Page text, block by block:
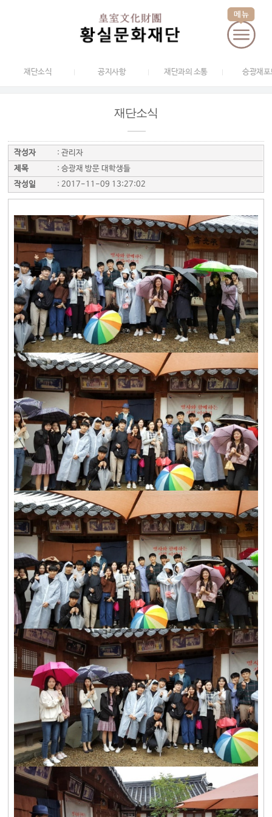
재단소식 공지사항 재단과의 소통 승광재포
재단소식
작성자 : 관리자
제목
: 승광재 방문 대학생들
작성일
: 2017-11-09 13:27:02